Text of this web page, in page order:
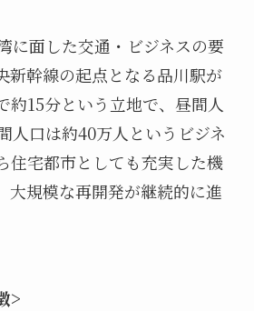
に面した交通・ビジネスの要
新幹線の起点となる品川駅が
約15分という立地で、昼間人
人口は約40万人というビジネ
住宅都市としても充実した機
大規模な再開発が継続的に進
>